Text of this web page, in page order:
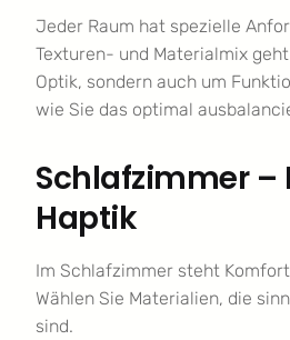
Jeder Raum hat spezielle
Texturen- und Materialmix
Optik, sondern auch um
wie Sie das optimal
Schlafzimmer –
Haptik
Im Schlafzimmer steht
Wählen Sie Materialien, die
sind.